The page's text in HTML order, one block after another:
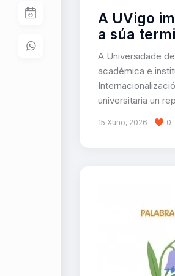
A UVigo
a súa
A Universidade
académica e
universitaria un
15 Xuño, 2026 0